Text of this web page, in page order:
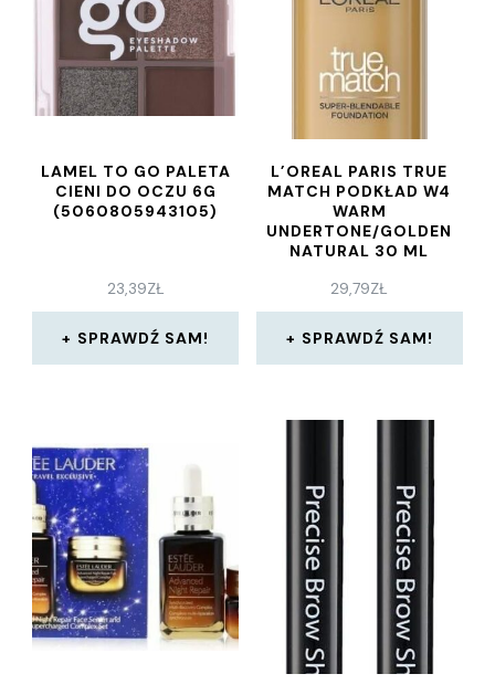
LAMEL TO GO PALETA
CIENI DO OCZU 6G
(5060805943105)
23,39ZŁ
SPRAWDŹ SAM!
L’OREAL PARIS TRUE
MATCH PODKŁAD W4
WARM
UNDERTONE/GOLDEN
NATURAL 30 ML
29,79ZŁ
SPRAWDŹ SAM!